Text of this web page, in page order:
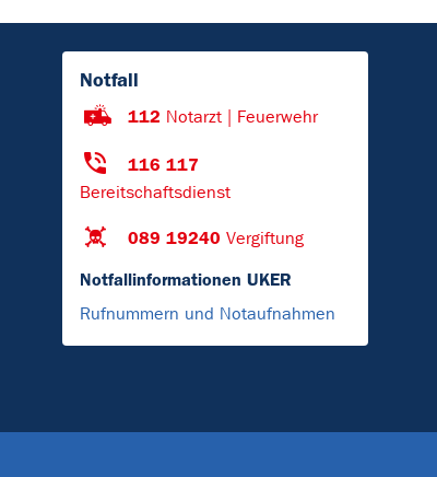
Notfall
112 Notarzt | Feuerwehr
116 117
Bereitschaftsdienst
089 19240 Vergiftung
Notfallinformationen UKER
Rufnummern und Notaufnahmen